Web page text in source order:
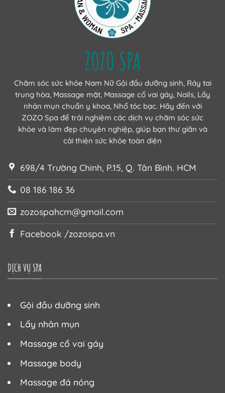
ZOZO SPA
Chăm sóc sức khỏe Nam Nữ Gội đầu dưỡng sinh, Ráy tai
trung hòa, Massage mặt, Massage cổ vai gáy, Nails, Lấy
nhân mụn chuẩn y khoa, Nhổ tóc bạc. Hãy đến với
ZOZO Spa để trải nghiệm các dịch vụ chăm sóc sức
khỏe và làm đẹp chuyên nghiệp, giúp bạn thư giãn và
cải thiện sức khỏe toàn diện
698/4 Trường Chinh, P.15, Q. Tân Bình. HCM
08 186 186 36
zozospahcm@gmail.com
Facebook /zozospa.vn
DỊCH VỤ SPA
Gội đầu dưỡng sinh
Lấy nhân mụn
Massage cổ vai gáy
Massage body
Massage đá nóng